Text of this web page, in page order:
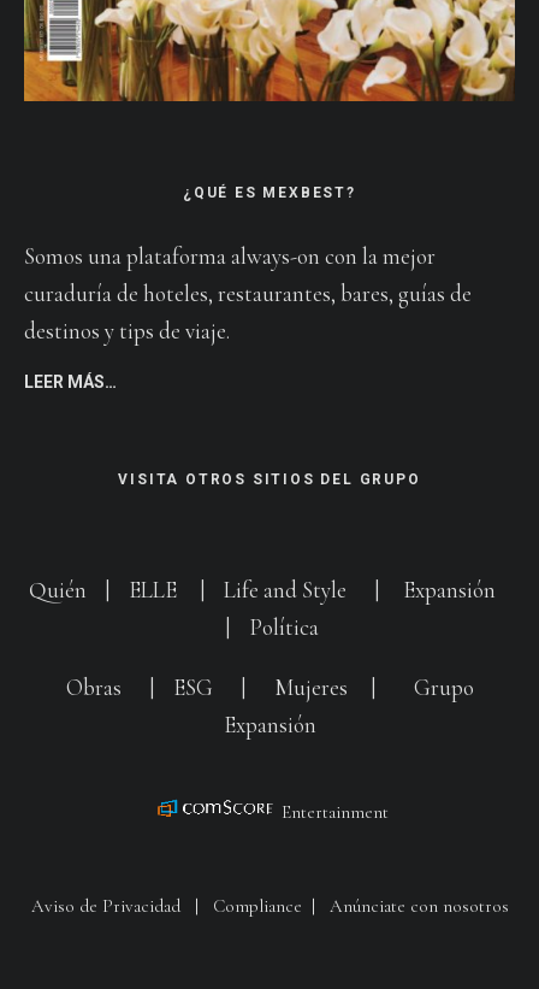
¿QUÉ ES MEXBEST?
Somos una plataforma always-on con la mejor
curaduría de hoteles, restaurantes, bares, guías de
destinos y tips de viaje.
LEER MÁS…
VISITA OTROS SITIOS DEL GRUPO
Quién ELLE Life and Style
Expansión
Política
Obras ESG Mujeres
Grupo
Expansión
Entertainment
Aviso de Privacidad| Compliance | Anúnciate con nosotros